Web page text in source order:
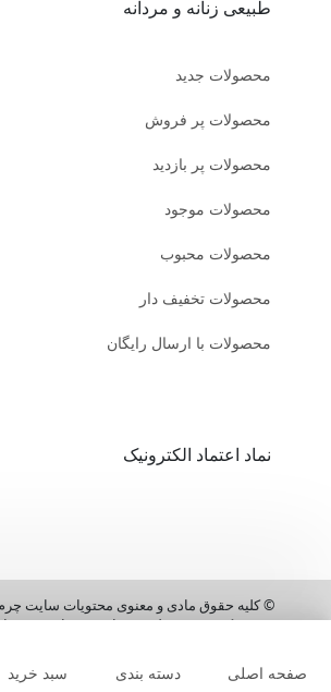
صفحه اصلی دسته بندی سبد خرید
طبیعی زنانه و مردانه
محصولات جدید
محصولات پر فروش
محصولات پر بازدید
محصولات موجود
محصولات محبوب
محصولات تخفیف دار
محصولات با ارسال رایگان
نماد اعتماد الکترونیک
© کلیه حقوق مادی و معنوی محتویات سایت
چرم و کفش چرم طبیعی زنانه و مردانه